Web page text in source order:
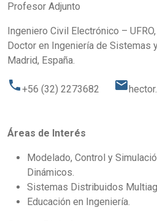
Profesor Adjunto
Ingeniero Civil Electrónico –
Doctor en Ingeniería de Sistemas
Madrid, España.
phone+56 (32) 2273682 email
Áreas de Interés
Modelado, Control y
Dinámicos.
Sistemas Distribuidos
Educación en Ingeniería.